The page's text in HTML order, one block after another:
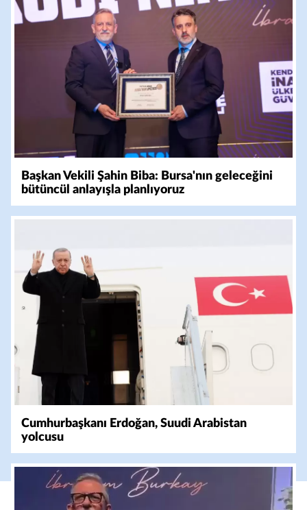
Başkan Vekili Şahin Biba: Bursa'nın geleceğini
bütüncül anlayışla planlıyoruz
Cumhurbaşkanı Erdoğan, Suudi Arabistan
yolcusu